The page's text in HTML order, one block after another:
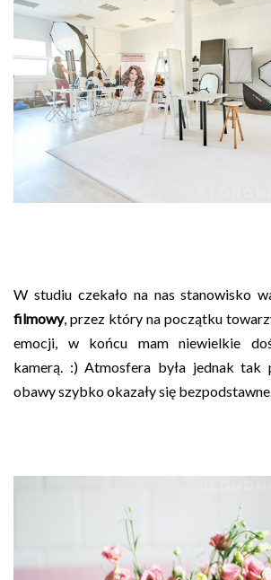
W studiu czekało na nas stanowisko
filmowy, przez który na początku
emocji, w końcu mam niewielkie
kamerą. :) Atmosfera była jednak tak
obawy szybko okazały się